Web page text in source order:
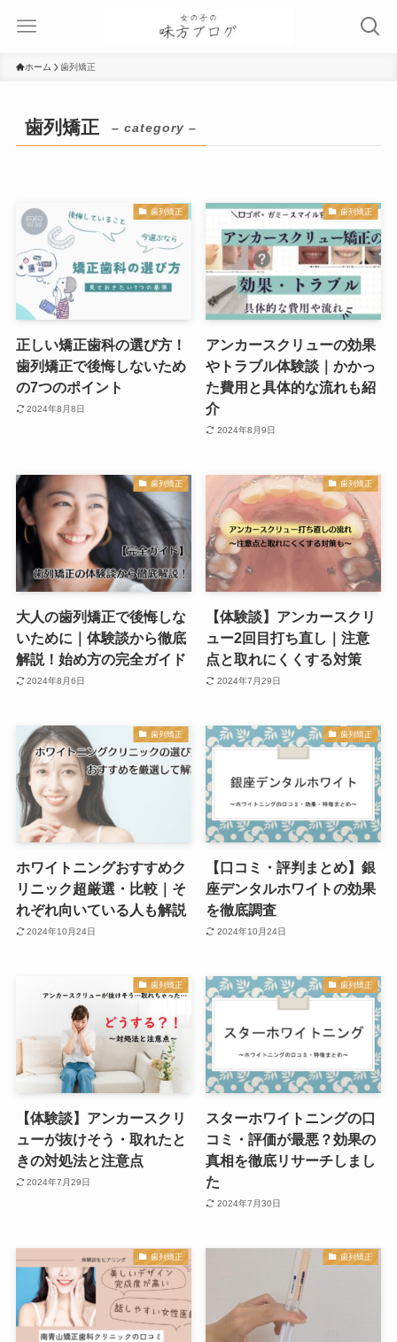
ホーム 歯列矯正
歯列矯正 – category –
歯列矯正
正しい矯正歯科の選び方！
歯列矯正で後悔しないため
の7つのポイント
2024年8月8日
歯列矯正
アンカースクリューの効果
やトラブル体験談｜かかっ
た費用と具体的な流れも紹
介
2024年8月9日
歯列矯正
大人の歯列矯正で後悔しな
いために｜体験談から徹底
解説！始め方の完全ガイド
2024年8月6日
歯列矯正
【体験談】アンカースクリ
ュー2回目打ち直し｜注意
点と取れにくくする対策
2024年7月29日
歯列矯正
ホワイトニングおすすめク
リニック超厳選・比較｜そ
れぞれ向いている人も解説
2024年10月24日
歯列矯正
【口コミ・評判まとめ】銀
座デンタルホワイトの効果
を徹底調査
2024年10月24日
歯列矯正
【体験談】アンカースクリ
ューが抜けそう・取れたと
きの対処法と注意点
2024年7月29日
歯列矯正
スターホワイトニングの口
コミ・評価が最悪？効果の
真相を徹底リサーチしまし
た
2024年7月30日
歯列矯正 歯列矯正